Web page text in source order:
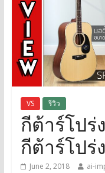
VS รีวิว
กีต้าร์โปร่
กีต้าร์โปร่
June 2, 2018 ai-